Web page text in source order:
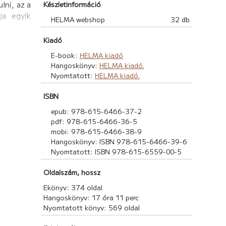
az a
egyik
a srác
lány
Készletinformáció
HELMA webshop
32 db
Kiadó
E-book: HELMA kiadó
Hangoskönyv: HELMA kiadó.
Nyomtatott: HELMA kiadó.
ISBN
epub: 978-615-6466-37-2
pdf: 978-615-6466-36-5
mobi: 978-615-6466-38-9
Hangoskönyv: ISBN 978-615-6466-39-6
Nyomtatott: ISBN 978-615-6559-00-5
Oldalszám, hossz
Ekönyv: 374 oldal
Hangoskönyv: 17 óra 11 perc
Nyomtatott könyv: 569 oldal